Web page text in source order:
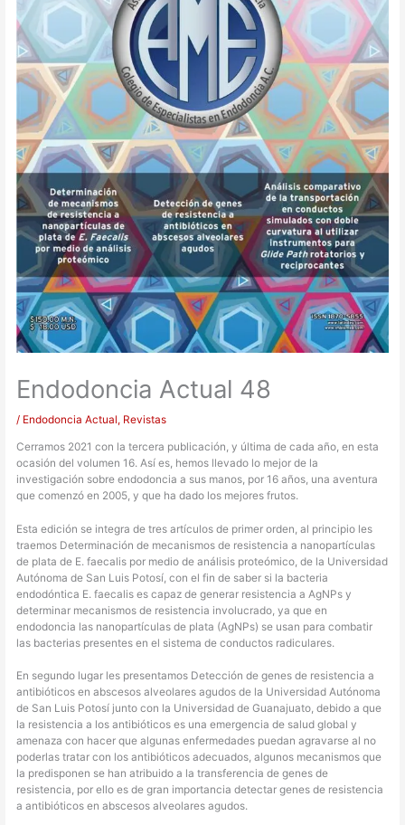
Endodoncia Actual 48
/ Endodoncia Actual, Revistas
Cerramos 2021 con la tercera publicación, y última de cada año, en esta
ocasión del volumen 16. Así es, hemos llevado lo mejor de la
investigación sobre endodoncia a sus manos, por 16 años, una aventura
que comenzó en 2005, y que ha dado los mejores frutos.
Esta edición se integra de tres artículos de primer orden, al principio les
traemos Determinación de mecanismos de resistencia a nanopartículas
de plata de E. faecalis por medio de análisis proteómico, de la Universidad
Autónoma de San Luis Potosí, con el fin de saber si la bacteria
endodóntica E. faecalis es capaz de generar resistencia a AgNPs y
determinar mecanismos de resistencia involucrado, ya que en
endodoncia las nanopartículas de plata (AgNPs) se usan para combatir
las bacterias presentes en el sistema de conductos radiculares.
En segundo lugar les presentamos Detección de genes de resistencia a
antibióticos en abscesos alveolares agudos de la Universidad Autónoma
de San Luis Potosí junto con la Universidad de Guanajuato, debido a que
la resistencia a los antibióticos es una emergencia de salud global y
amenaza con hacer que algunas enfermedades puedan agravarse al no
poderlas tratar con los antibióticos adecuados, algunos mecanismos que
la predisponen se han atribuido a la transferencia de genes de
resistencia, por ello es de gran importancia detectar genes de resistencia
a antibióticos en abscesos alveolares agudos.